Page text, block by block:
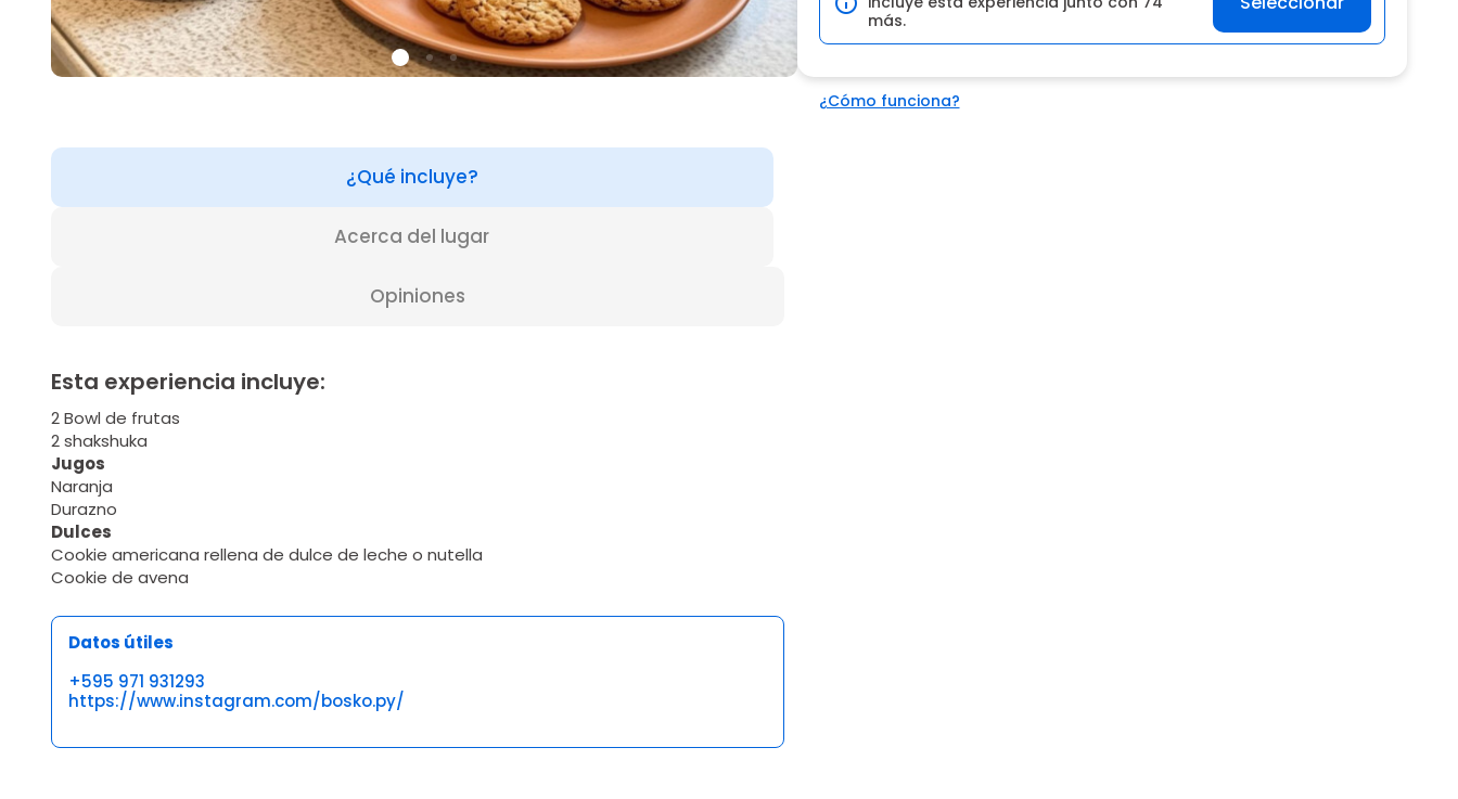
más.
¿Cómo funciona?
¿Qué incluye?
Acerca del lugar
Opiniones
Esta experiencia incluye:
2 Bowl de frutas
2 shakshuka
Jugos
Naranja
Durazno
Dulces
Cookie americana rellena de dulce de leche o nutella
Cookie de avena
Datos útiles
+595 971 931293
https://www.instagram.com/bosko.py/